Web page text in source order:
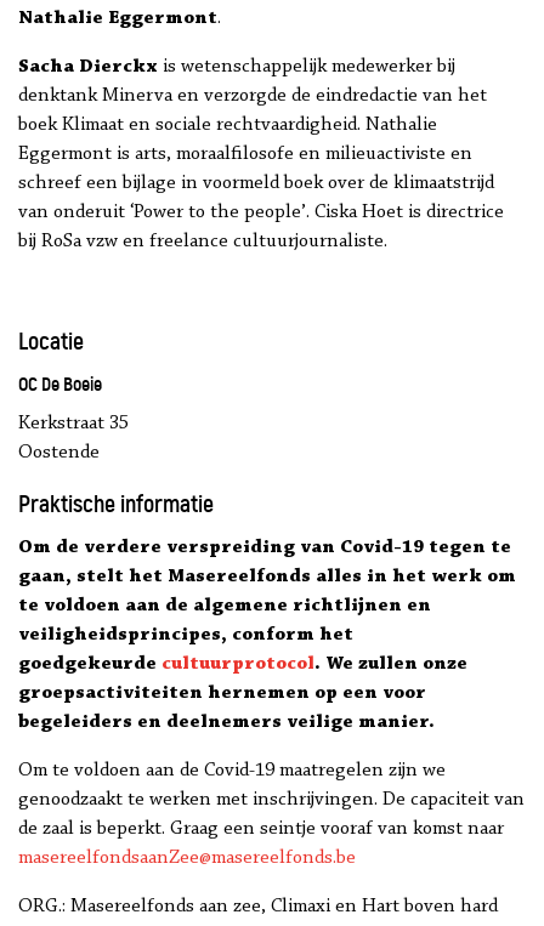
Nathalie Eggermont.
Sacha Dierckx is wetenschappelijk medewerker bij
denktank Minerva en verzorgde de eindredactie van het
boek Klimaat en sociale rechtvaardigheid. Nathalie
Eggermont is arts, moraalfilosofe en milieuactiviste en
schreef een bijlage in voormeld boek over de klimaatstrijd
van onderuit ‘Power to the people’. Ciska Hoet is directrice
bij RoSa vzw en freelance cultuurjournaliste.
Locatie
OC De Boeie
Kerkstraat 35
Oostende
Praktische informatie
Om de verdere verspreiding van Covid-19 tegen te
gaan, stelt het Masereelfonds alles in het werk om
te voldoen aan de algemene richtlijnen en
veiligheidsprincipes, conform het
goedgekeurde cultuurprotocol. We zullen onze
groepsactiviteiten hernemen op een voor
begeleiders en deelnemers veilige manier.
Om te voldoen aan de Covid-19 maatregelen zijn we
genoodzaakt te werken met inschrijvingen. De capaciteit van
de zaal is beperkt. Graag een seintje vooraf van komst naar
masereelfondsaanZee@masereelfonds.be
ORG.: Masereelfonds aan zee, Climaxi en Hart boven hard